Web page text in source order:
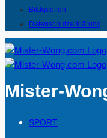
Bildquellen
Datenschutzerklärung
Mister-
SPORT